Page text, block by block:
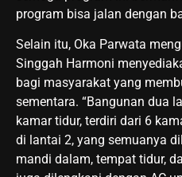
program bisa jalan dengan
Selain itu, Oka Parwata
Singgah Harmoni
bagi masyarakat yang
sementara. “Bangunan dua
kamar tidur, terdiri dari 6
di lantai 2, yang semuanya
mandi dalam, tempat tidur,